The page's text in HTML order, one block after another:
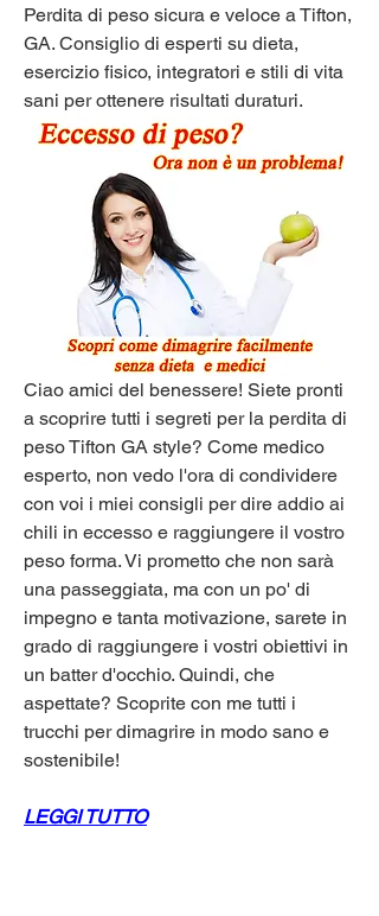
Perdita di peso sicura e veloce a Tifton,
GA. Consiglio di esperti su dieta,
esercizio fisico, integratori e stili di vita
sani per ottenere risultati duraturi.
Ciao amici del benessere! Siete pronti
a scoprire tutti i segreti per la perdita di
peso Tifton GA style? Come medico
esperto, non vedo l'ora di condividere
con voi i miei consigli per dire addio ai
chili in eccesso e raggiungere il vostro
peso forma. Vi prometto che non sarà
una passeggiata, ma con un po' di
impegno e tanta motivazione, sarete in
grado di raggiungere i vostri obiettivi in
un batter d'occhio. Quindi, che
aspettate? Scoprite con me tutti i
trucchi per dimagrire in modo sano e
sostenibile!
LEGGI TUTTO